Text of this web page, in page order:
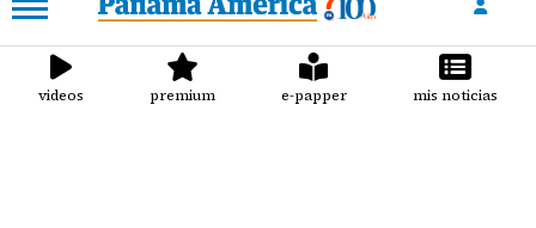
videos premium e-papper mis noticias